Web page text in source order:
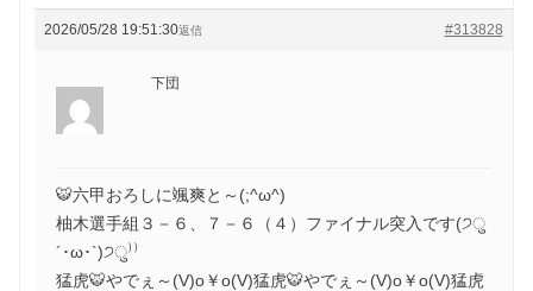
2026/05/28 19:51:30 #313828
返信
下団
🐯六甲おろしに颯爽と～(;^ω^)
柚木選手組３－６、７－６（４）ファイナル突入です(੭ु
´･ω･`)੭ु⁾⁾
猛虎🐯やでぇ～(V)o￥o(V)猛虎🐯やでぇ～(V)o￥o(V)猛虎